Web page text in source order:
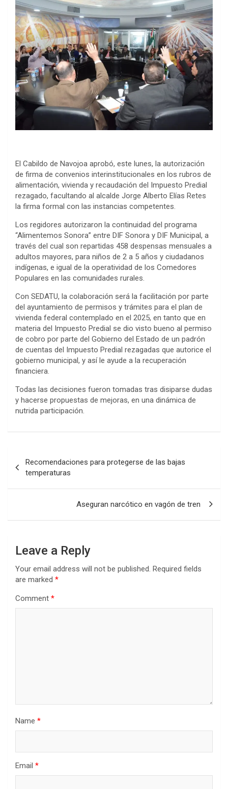
El Cabildo de Navojoa aprobó, este lunes, la autorización
de firma de convenios interinstitucionales en los rubros de
alimentación, vivienda y recaudación del Impuesto Predial
rezagado, facultando al alcalde Jorge Alberto Elías Retes
la firma formal con las instancias competentes.
Los regidores autorizaron la continuidad del programa
“Alimentemos Sonora” entre DIF Sonora y DIF Municipal, a
través del cual son repartidas 458 despensas mensuales a
adultos mayores, para niños de 2 a 5 años y ciudadanos
indígenas, e igual de la operatividad de los Comedores
Populares en las comunidades rurales.
Con SEDATU, la colaboración será la facilitación por parte
del ayuntamiento de permisos y trámites para el plan de
vivienda federal contemplado en el 2025, en tanto que en
materia del Impuesto Predial se dio visto bueno al permiso
de cobro por parte del Gobierno del Estado de un padrón
de cuentas del Impuesto Predial rezagadas que autorice el
gobierno municipal, y así le ayude a la recuperación
financiera.
Todas las decisiones fueron tomadas tras disiparse dudas
y hacerse propuestas de mejoras, en una dinámica de
nutrida participación.
navigation
Recomendaciones para protegerse de las bajas
temperaturas
Aseguran narcótico en vagón de tren
Leave a Reply
Your email address will not be published. Required fields
are marked *
Comment *
Name *
Email *